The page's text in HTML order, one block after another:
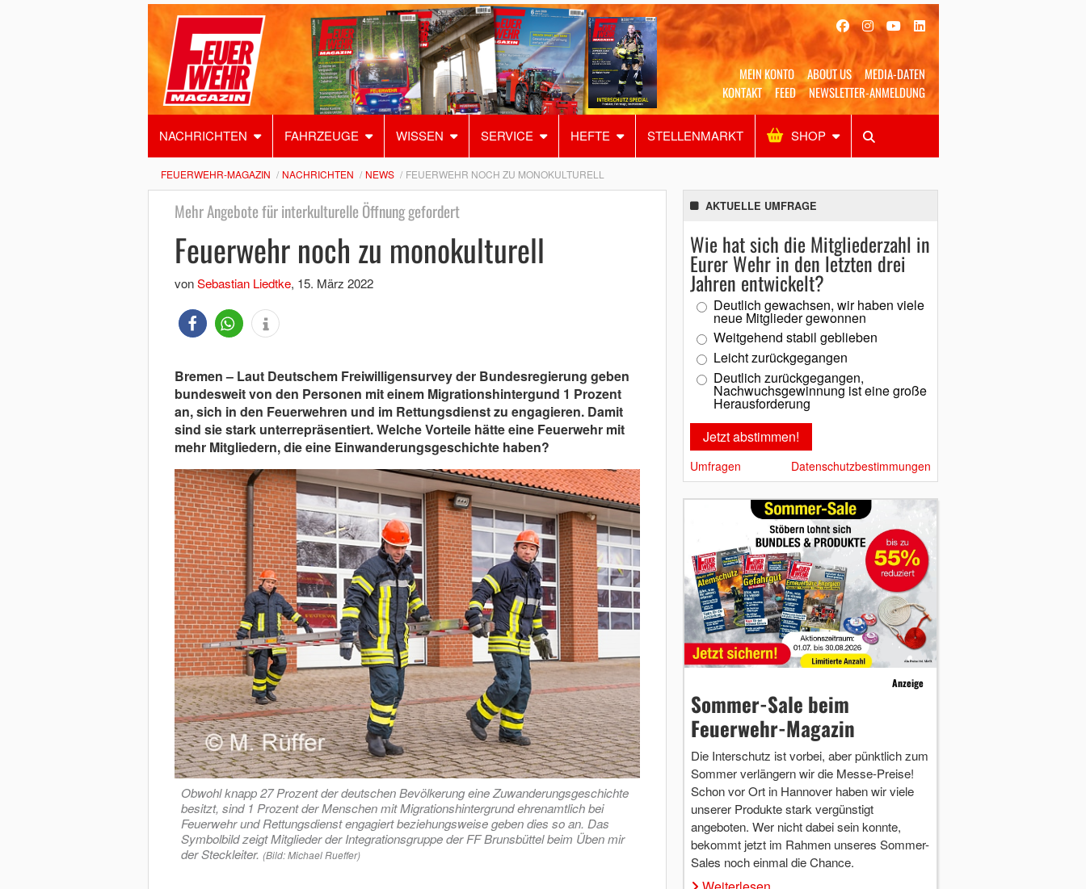
MEIN KONTO ABOUT US
MEDIA-DATEN
KONTAKT
FEED NEWSLETTER-ANMELDUNG
NACHRICHTEN FAHRZEUGE WISSEN SERVICE HEFTE STELLENMARKT SHOP
Alles Shop SUCHEN
FEUERWEHR-MAGAZIN NACHRICHTEN NEWS FEUERWEHR NOCH ZU MONOKULTURELL
Mehr Angebote für interkulturelle Öffnung gefordert
Feuerwehr noch zu monokulturell
vonSebastian Liedtke, 15. März 2022
Bremen – Laut Deutschem Freiwilligensurvey der Bundesregierung geben
bundesweit von den Personen mit einem Migrationshintergund 1 Prozent
an, sich in den Feuerwehren und im Rettungsdienst zu engagieren. Damit
sind sie stark unterrepräsentiert. Welche Vorteile hätte eine Feuerwehr mit
mehr Mitgliedern, die eine Einwanderungsgeschichte haben?
Obwohl knapp 27 Prozent der deutschen Bevölkerung eine Zuwanderungsgeschichte
besitzt, sind 1 Prozent der Menschen mit Migrationshintergrund ehrenamtlich bei
Feuerwehr und Rettungsdienst engagiert beziehungsweise geben dies so an. Das
Symbolbild zeigt Mitglieder der Integrationsgruppe der FF Brunsbüttel beim Üben mir
der Steckleiter. (Bild: Michael Rueffer)
AKTUELLE UMFRAGE
Wie hat sich die Mitgliederzahl in
Eurer Wehr in den letzten drei
Jahren entwickelt?
Deutlich gewachsen, wir haben viele
neue Mitglieder gewonnen
Weitgehend stabil geblieben
Leicht zurückgegangen
Deutlich zurückgegangen,
Nachwuchsgewinnung ist eine große
Herausforderung
Umfragen Datenschutzbestimmungen
Anzeige
Sommer-Sale beim
Feuerwehr-Magazin
Die Interschutz ist vorbei, aber pünktlich zum
Sommer verlängern wir die Messe-Preise!
Schon vor Ort in Hannover haben wir viele
unserer Produkte stark vergünstigt
angeboten. Wer nicht dabei sein konnte,
bekommt jetzt im Rahmen unseres Sommer-
Sales noch einmal die Chance.